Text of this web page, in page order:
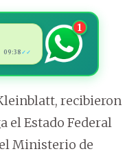
09:38 ✓✓
1
recibieron
el Estado Federal
Ministerio de